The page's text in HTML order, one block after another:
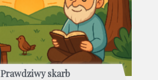
Prawdziwy skarb